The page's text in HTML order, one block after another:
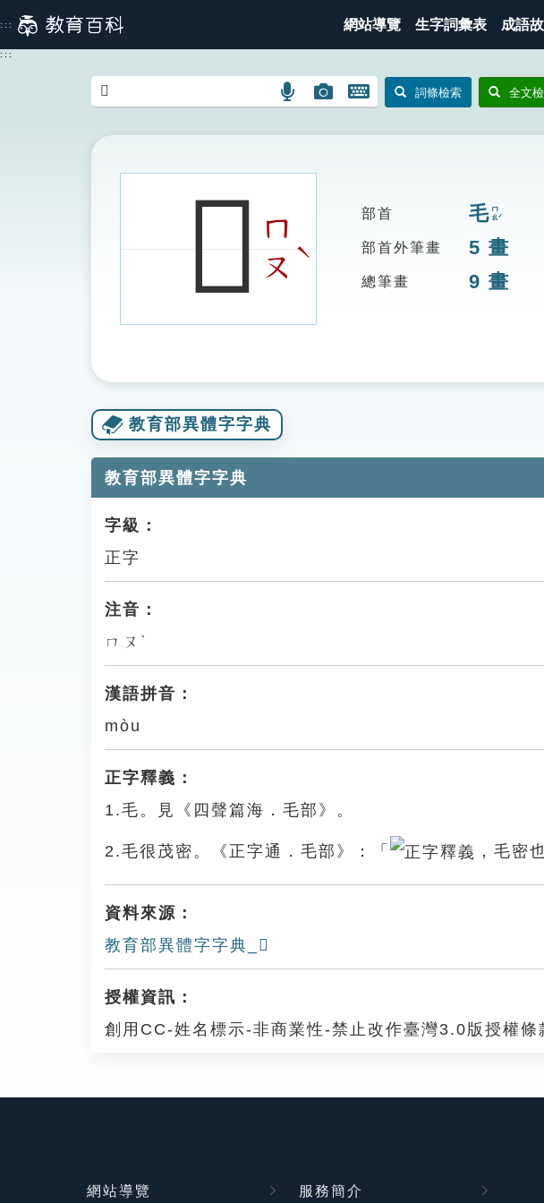
到
主
::: 網站導覽 生字詞彙表 成語
:::
語
搜
圖
圖
搜
開
鍵
詞條檢索 全文
𣬽ㄇ
ㄡ
ˋ
部首 毛ㄇㄠˊ
部首外筆畫 5 畫
總筆畫 9 畫
教育部異體字字典
教育部異體字字典
字級：
正字
注音：
ㄇㄡˋ
漢語拼音：
mòu
正字釋義：
1.毛。見《四聲篇海．毛部》。
2.毛很茂密。《正字通．毛部》：「 ，毛密
資料來源：
教育部異體字字典_𣬽
授權資訊：
創用CC-姓名標示-非商業性-禁止改作臺灣3.0版授權條
網站導覽 服務簡介